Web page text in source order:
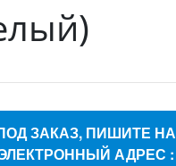
ЗАКАЗ, ПИШИТЕ НА
АДРЕС :